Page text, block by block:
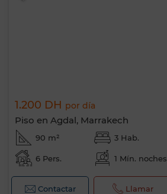
1.200 DH por día
Piso en Agdal, Marrakech
90 m² 3 Hab.
6 Pers. 1 Mín. noches
Contactar Llamar